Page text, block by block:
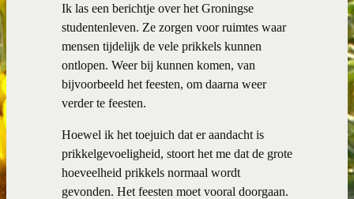
Ik las een berichtje over het Groningse
studentenleven. Ze zorgen voor ruimtes waar
mensen tijdelijk de vele prikkels kunnen
ontlopen. Weer bij kunnen komen, van
bijvoorbeeld het feesten, om daarna weer
verder te feesten.
Hoewel ik het toejuich dat er aandacht is
prikkelgevoeligheid, stoort het me dat de grote
hoeveelheid prikkels normaal wordt
gevonden. Het feesten moet vooral doorgaan.